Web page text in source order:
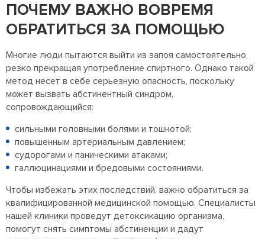
ПОЧЕМУ ВАЖНО ВОВРЕМЯ
ОБРАТИТЬСЯ ЗА ПОМОЩЬЮ
Многие люди пытаются выйти из запоя самостоятельно,
резко прекращая употребление спиртного. Однако такой
метод несет в себе серьезную опасность, поскольку
может вызвать абстинентный синдром,
сопровождающийся:
сильными головными болями и тошнотой;
повышенным артериальным давлением;
судорогами и паническими атаками;
галлюцинациями и бредовыми состояниями.
Чтобы избежать этих последствий, важно обратиться за
квалифицированной медицинской помощью. Специалисты
нашей клиники проведут детоксикацию организма,
помогут снять симптомы абстиненции и дадут